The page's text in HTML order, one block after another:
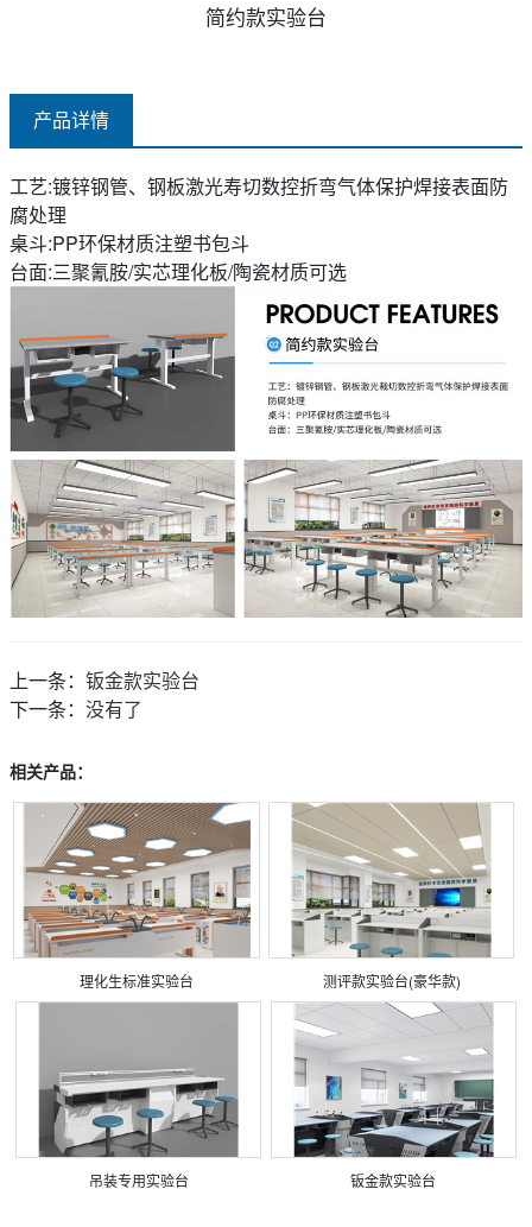
简约款实验台
产品详情
工艺:镀锌钢管、钢板激光寿切数控折弯气体保护焊接表面防
腐处理
桌斗:PP环保材质注塑书包斗
台面:三聚氰胺/实芯理化板/陶瓷材质可选
上一条： 钣金款实验台
下一条： 没有了
相关产品：
理化生标准实验台 测评款实验台(豪华款)
吊装专用实验台 钣金款实验台